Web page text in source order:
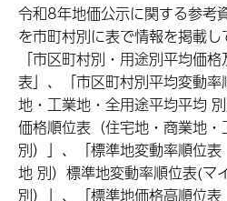
令和8年地価公示に関する参考
を市町村別に表で情報を掲載し
「市区町村別・用途別平均価
表」、「市区町村別平均変動
地・工業地・全用途平均平均
価格順位表（住宅地・商業地
別）」、「標準地変動率順位
地 別）標準地変動率順位表(マ
別）」、「標準地価格高順位